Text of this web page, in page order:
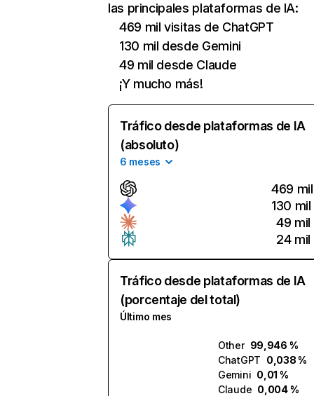
las principales plataformas de IA:
469 mil visitas de ChatGPT
130 mil desde Gemini
49 mil desde Claude
¡Y mucho más!
Tráfico desde plataformas de IA
(absoluto)
6 meses
469 mil
130 mil
49 mil
24 mil
Tráfico desde plataformas de IA
(porcentaje del total)
Último mes
Other 99,946 %
ChatGPT 0,038 %
Gemini 0,01 %
Claude 0,004 %